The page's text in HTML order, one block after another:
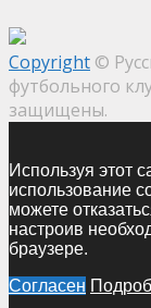
Copyright ©
футбольного
защищены.
Используя этот
использование
можете
настроив
браузере.
Согласен